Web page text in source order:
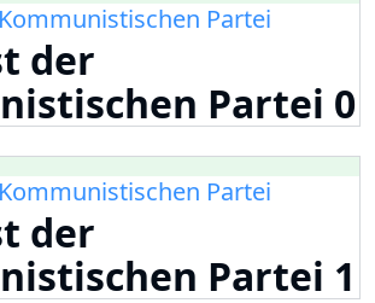
Partei
der
Partei 0
Partei
der
Partei 1